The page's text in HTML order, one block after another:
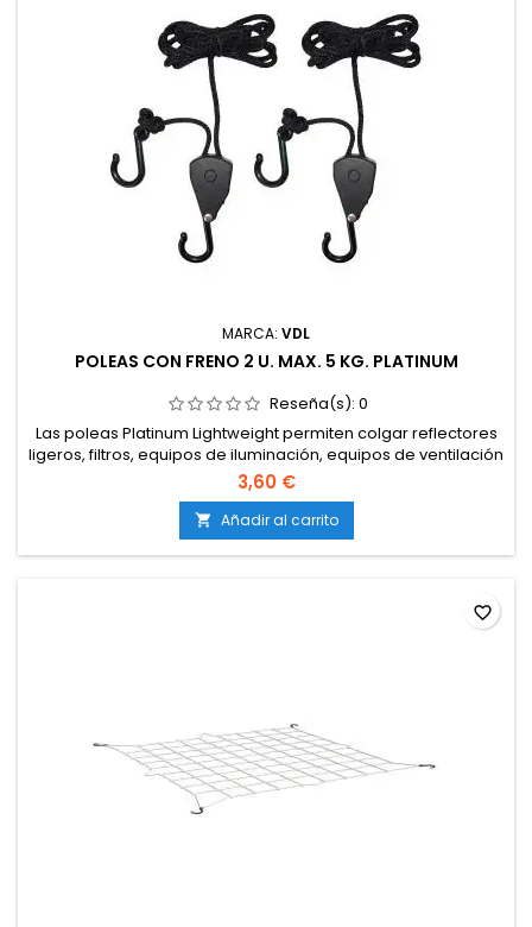
MARCA: VDL
POLEAS CON FRENO 2 U. MAX. 5 KG. PLATINUM
Reseña(s): 0
Las poleas Platinum Lightweight permiten colgar reflectores
ligeros, filtros, equipos de iluminación, equipos de ventilación
como también son poleas para colgar focos ligeros.
3,60 €
 Añadir al carrito
favorite_border